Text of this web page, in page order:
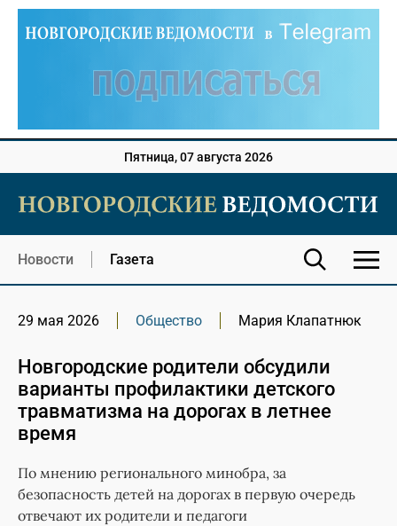
Пятница, 07 августа 2026
Новости Газета
29 мая 2026 Общество Мария Клапатнюк
Новгородские родители обсудили
варианты профилактики детского
травматизма на дорогах в летнее
время
По мнению регионального минобра, за
безопасность детей на дорогах в первую очередь
отвечают их родители и педагоги